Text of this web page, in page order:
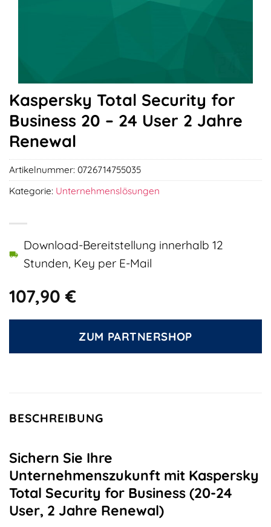
Kaspersky Total Security for
Business 20 – 24 User 2 Jahre
Renewal
107,90€
Download-Bereitstellung innerhalb 12
Stunden, Key per E-Mail
ZUM PARTNERSHOP
Artikelnummer: 0726714755035
Kategorie: Unternehmenslösungen
BESCHREIBUNG
Sichern Sie Ihre
Unternehmenszukunft mit Kaspersky
Total Security for Business (20-24
User, 2 Jahre Renewal)